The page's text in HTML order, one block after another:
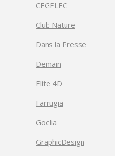
CEGELEC
Club Nature
Dans la Presse
Demain
Elite 4D
Farrugia
Goelia
GraphicDesign